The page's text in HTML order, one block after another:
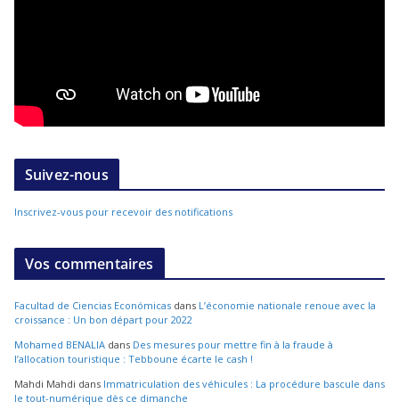
Suivez-nous
Inscrivez-vous pour recevoir des notifications
Vos commentaires
Facultad de Ciencias Económicas dans L’économie nationale renoue avec la
croissance : Un bon départ pour 2022
Mohamed BENALIA dans Des mesures pour mettre fin à la fraude à
l’allocation touristique : Tebboune écarte le cash !
Mahdi Mahdi dans Immatriculation des véhicules : La procédure bascule dans
le tout-numérique dès ce dimanche